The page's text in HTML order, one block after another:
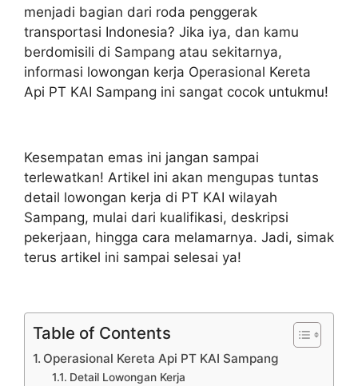
menjadi bagian dari roda penggerak
transportasi Indonesia? Jika iya, dan kamu
berdomisili di Sampang atau sekitarnya,
informasi lowongan kerja Operasional Kereta
Api PT KAI Sampang ini sangat cocok untukmu!
Kesempatan emas ini jangan sampai
terlewatkan! Artikel ini akan mengupas tuntas
detail lowongan kerja di PT KAI wilayah
Sampang, mulai dari kualifikasi, deskripsi
pekerjaan, hingga cara melamarnya. Jadi, simak
terus artikel ini sampai selesai ya!
Table of Contents
Operasional Kereta Api PT KAI Sampang
Detail Lowongan Kerja